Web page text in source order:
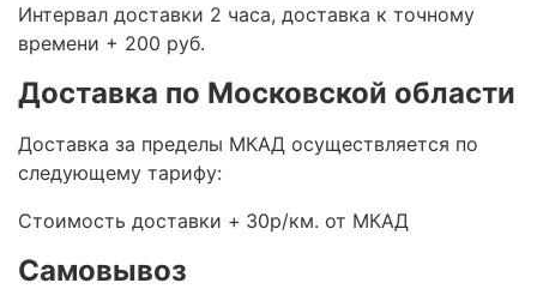
Интервал доставки 2 часа, доставка к точному
времени + 200 руб.
Доставка по Московской области
Доставка за пределы МКАД осуществляется по
следующему тарифу:
Стоимость доставки + 30р/км. от МКАД
Самовывоз